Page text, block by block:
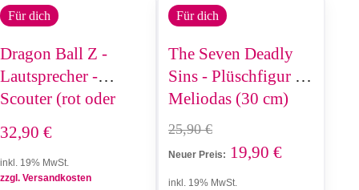
Für dich
Dragon Ball Z -
Lautsprecher -
Scouter (rot oder
32,90 €
inkl. 19% MwSt.
zzgl. Versandkosten
Für dich
The Seven Deadly
Sins - Plüschfigur -
Meliodas (30 cm)
25,90€
Neuer Preis: 19,90 €
inkl. 19% MwSt.